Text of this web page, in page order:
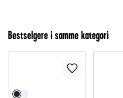
Bestselgere i samme kategori